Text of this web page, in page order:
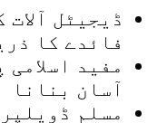
ڈیجیٹل
فائدے کا
مفید
آسان بنانا
مسلم